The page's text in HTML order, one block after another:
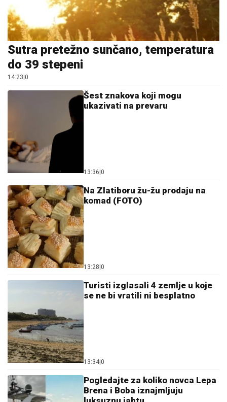
Sutra pretežno sunčano, temperatura
do 39 stepeni
14:23 0
Šest znakova koji mogu
ukazivati na prevaru
13:36 0
Na Zlatiboru žu-žu prodaju na
komad (FOTO)
13:28 0
Turisti izglasali 4 zemlje u koje
se ne bi vratili ni besplatno
13:34 0
Pogledajte za koliko novca Lepa
Brena i Boba iznajmljuju